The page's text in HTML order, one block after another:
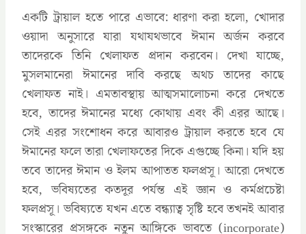
একটি ট্রায়াল হতে পারে এভাবে: ধারণা করা হলো, খোদার
ওয়াদা অনুসারে যারা যথাযথভাবে ঈমান অর্জন করবে
তাদেরকে তিনি খেলাফত প্রদান করবেন। দেখা যাচ্ছে,
মুসলমানেরা ঈমানের দাবি করছে অথচ তাদের কাছে
খেলাফত নাই। এমতাবস্থায় আত্মসমালোচনা করে দেখতে
হবে, তাদের ঈমানের মধ্যে কোথায় এবং কী এরর আছে।
সেই এরর সংশোধন করে আবারও ট্রায়াল করতে হবে যে
ঈমানের ফলে তারা খেলাফতের দিকে এগুচ্ছে কিনা। যদি হয়
তবে তাদের ঈমান ও ইলম আপাতত ফলপ্রসূ। আরো দেখতে
হবে, ভবিষ্যতের কতদূর পর্যন্ত এই জ্ঞান ও কর্মপ্রচেষ্টা
ফলপ্রসূ। ভবিষ্যতে যখন এতে বন্ধ্যাত্ব সৃষ্টি হবে তখনই আবার
সংস্কারের প্রসঙ্গকে নতুন আঙ্গিকে ভাবতে (incorporate)